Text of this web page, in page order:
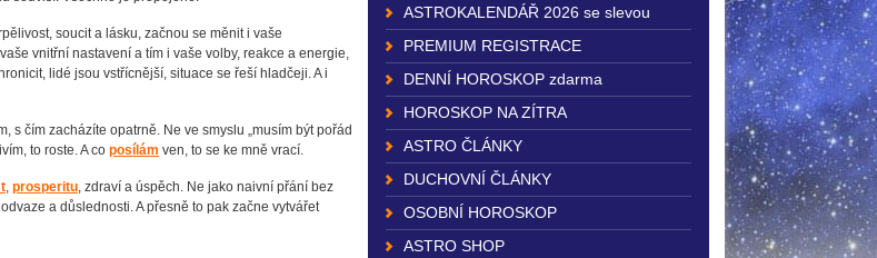
soucit a lásku, začnou se měnit i vaše
vnitřní nastavení a tím i vaše volby, reakce a energie,
lidé jsou vstřícnější, situace se řeší hladčeji. A i
s čím zacházíte opatrně. Ne ve smyslu „musím být pořád
to roste. A co posílám ven, to se ke mně vrací.
, prosperitu, zdraví a úspěch. Ne jako naivní přání bez
a důslednosti. A přesně to pak začne vytvářet
ASTROKALENDÁŘ 2026 se slevou
PREMIUM REGISTRACE
DENNÍ HOROSKOP zdarma
HOROSKOP NA ZÍTRA
ASTRO ČLÁNKY
DUCHOVNÍ ČLÁNKY
OSOBNÍ HOROSKOP
ASTRO SHOP